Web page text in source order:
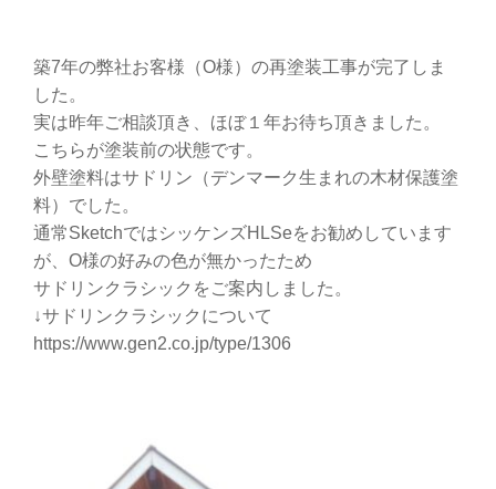
築7年の弊社お客様（O様）の再塗装工事が完了しま
した。
実は昨年ご相談頂き、ほぼ１年お待ち頂きました。
こちらが塗装前の状態です。
外壁塗料はサドリン（デンマーク生まれの木材保護塗
料）でした。
通常SketchではシッケンズHLSeをお勧めしています
が、O様の好みの色が無かったため
サドリンクラシックをご案内しました。
↓サドリンクラシックについて
https://www.gen2.co.jp/type/1306